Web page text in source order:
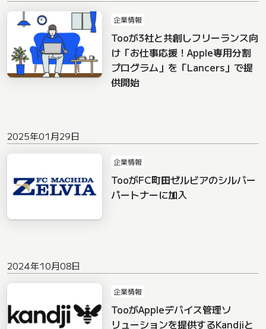
企業情報
Tooが3社と共創しフリーランス向
け「お仕事応援！Apple専用分割
プログラム」を「Lancers」で提
供開始
2025年01月29日
企業情報
TooがFC町田ゼルビアのシルバー
パートナーに加入
2024年10月08日
企業情報
TooがAppleデバイス管理ソ
リューションを提供するKandjiと